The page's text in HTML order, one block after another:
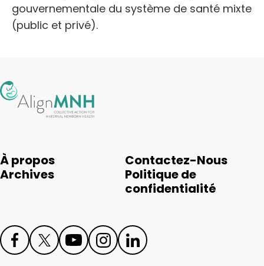
gouvernementale du système de santé mixte
(public et privé).
À propos
Contactez-Nous
Archives
Politique de
confidentialité